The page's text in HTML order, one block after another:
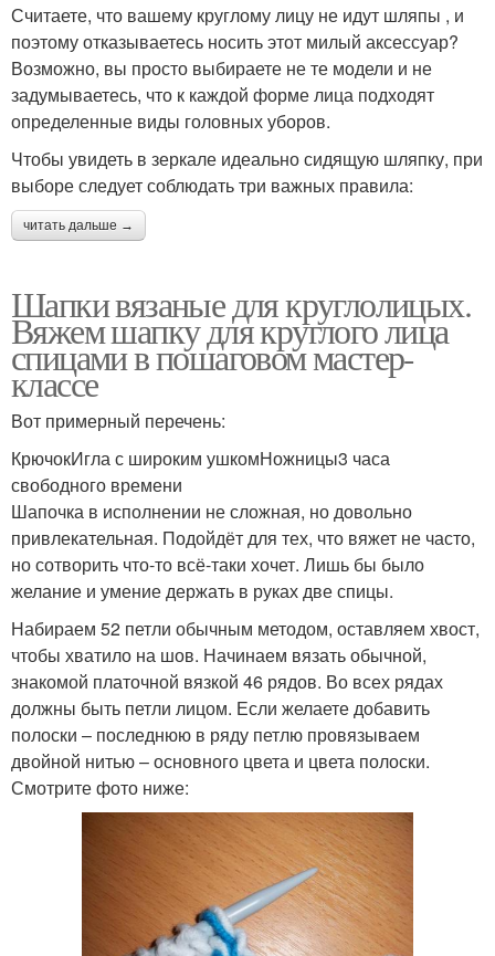
Считаете, что вашему круглому лицу не идут шляпы , и
поэтому отказываетесь носить этот милый аксессуар?
Возможно, вы просто выбираете не те модели и не
задумываетесь, что к каждой форме лица подходят
определенные виды головных уборов.
Чтобы увидеть в зеркале идеально сидящую шляпку, при
выборе следует соблюдать три важных правила:
читать дальше →
Шапки вязаные для круглолицых.
Вяжем шапку для круглого лица
спицами в пошаговом мастер-
классе
Вот примерный перечень:
КрючокИгла с широким ушкомНожницы3 часа
свободного времени
Шапочка в исполнении не сложная, но довольно
привлекательная. Подойдёт для тех, что вяжет не часто,
но сотворить что-то всё-таки хочет. Лишь бы было
желание и умение держать в руках две спицы.
Набираем 52 петли обычным методом, оставляем хвост,
чтобы хватило на шов. Начинаем вязать обычной,
знакомой платочной вязкой 46 рядов. Во всех рядах
должны быть петли лицом. Если желаете добавить
полоски – последнюю в ряду петлю провязываем
двойной нитью – основного цвета и цвета полоски.
Смотрите фото ниже: